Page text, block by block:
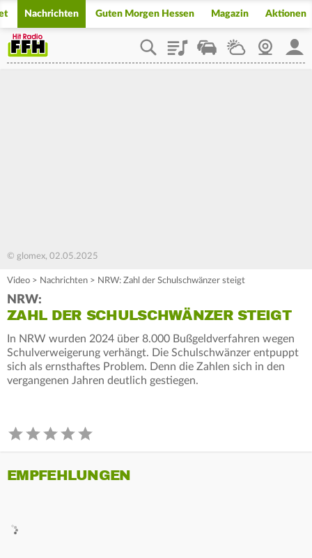
Nachrichten Guten Morgen Hessen Magazin Aktionen
PlaylistStaupilotWetterWebcam
© glomex, 02.05.2025
Video > Nachrichten > NRW: Zahl der Schulschwänzer steigt
NRW:
ZAHL DER SCHULSCHWÄNZER STEIGT
In NRW wurden 2024 über 8.000 Bußgeldverfahren wegen
Schulverweigerung verhängt. Die Schulschwänzer entpuppt
sich als ernsthaftes Problem. Denn die Zahlen sich in den
vergangenen Jahren deutlich gestiegen.
EMPFEHLUNGEN